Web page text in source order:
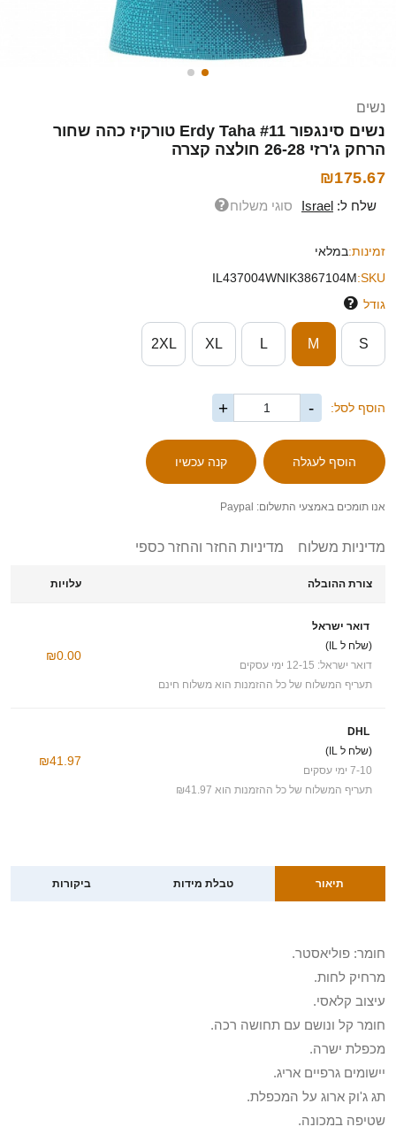
נשים
נשים סינגפור Erdy Taha #11 טורקיז כהה שחור
הרחק ג'רזי 26-28 חולצה קצרה
₪175.67
שלח ל: Israel סוגי משלוח
זמינות:במלאי
SKU:
IL437004WNIK3867104M
גודל
S
M
L
XL
2XL
הוסף לסל: -
+
אנו תומכים באמצעי התשלום: Paypal
מדיניות משלוח מדיניות החזר והחזר כספי
צורת ההובלה עלויות
דואר ישראל
(שלח ל IL)
דואר ישראל: 12-15 ימי עסקים
תעריף המשלוח של כל ההזמנות הוא משלוח חינם
₪0.00
DHL
(שלח ל IL)
7-10 ימי עסקים
תעריף המשלוח של כל ההזמנות הוא ₪41.97
₪41.97
תיאור טבלת מידות ביקורות
חומר: פוליאסטר.
מרחיק לחות.
עיצוב קלאסי.
חומר קל ונושם עם תחושה רכה.
מכפלת ישרה.
יישומים גרפיים אריג.
תג ג'וק ארוג על המכפלת.
שטיפה במכונה.